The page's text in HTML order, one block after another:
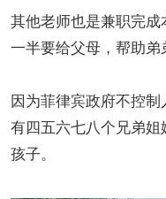
其他老师也是兼职完
一半要给父母，帮助弟
因为菲律宾政府不控
有四五六七八个兄弟
孩子。